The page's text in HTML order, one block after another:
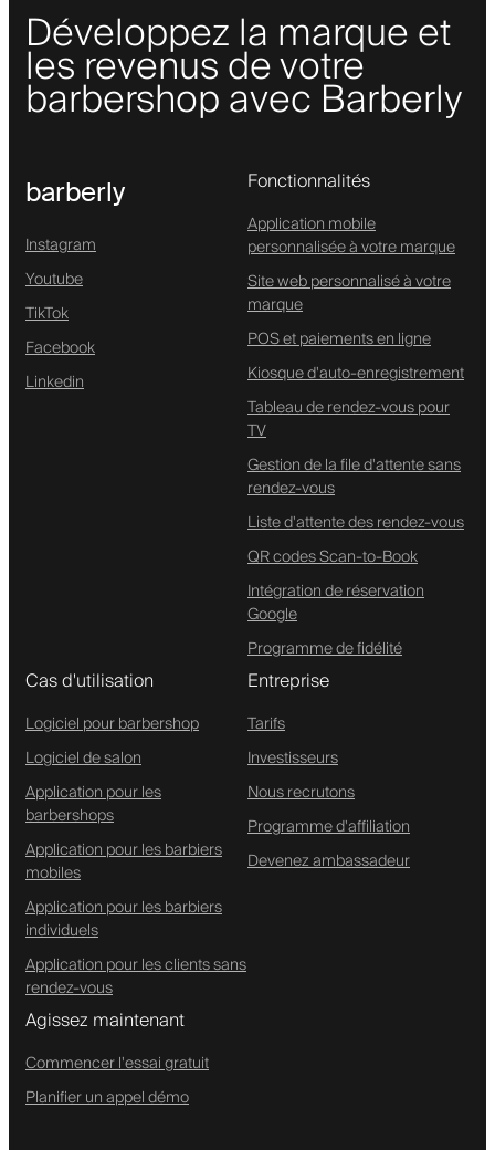
Développez la marque et
les revenus de votre
barbershop avec Barberly
barberly
Instagram
Youtube
TikTok
Facebook
Linkedin
Fonctionnalités
Application mobile
personnalisée à votre marque
Site web personnalisé à votre
marque
POS et paiements en ligne
Kiosque d'auto-enregistrement
Tableau de rendez-vous pour
TV
Gestion de la file d'attente sans
rendez-vous
Liste d'attente des rendez-vous
QR codes Scan-to-Book
Intégration de réservation
Google
Programme de fidélité
Cas d'utilisation
Logiciel pour barbershop
Logiciel de salon
Application pour les
barbershops
Application pour les barbiers
mobiles
Application pour les barbiers
individuels
Application pour les clients sans
rendez-vous
Entreprise
Tarifs
Investisseurs
Nous recrutons
Programme d'affiliation
Devenez ambassadeur
Agissez maintenant
Commencer l'essai gratuit
Planifier un appel démo